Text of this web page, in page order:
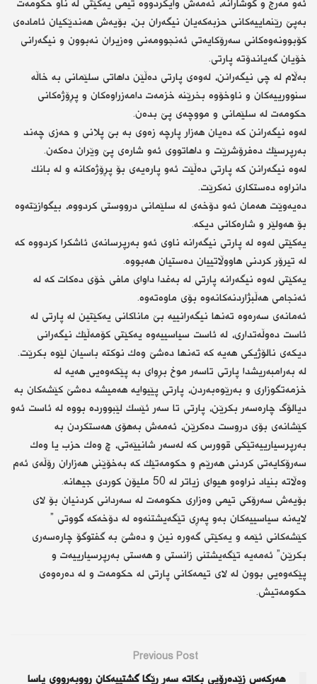
ئەو مەرج و گوشارانە، ئەمەش وایكردووە تیمی یەكێتی لە ناو حكومەت
بەپێ رێنماییەكانی حزبەكەیان نیگەران بن، بۆیەش هەندێكیان ئامادەی
كۆبوونەوەكانی سەرۆكایەتی ئەنجوومەنی وەزیران نەبوون و نیگەرانی
خۆیان گەیاندۆتە پارتی.
بەڵام لە چی نیگەرانن، لەوەی پارتی دەڵێن داهاتی سلێمانی بە خاڵە
سنوورییەكان و ناوخۆوە بخرێنە خزمەت دامەزراوەكان و پڕۆژەكانی
حكومەت لە سلێمانی و مووچەی پێ بدەن.
لەوە نیگەرانن كە دەیان هەزار پارچە زەوی بە بێ پلانی و حەزی چەند
بەرپرسێك دەفرۆشرێت و داهاتووی ئەو شارەی پێ وێران دەكەن.
لەوە نیگەرانن كە پارتی دەڵێت ئەو پارەیەی بۆ پڕۆژەكانە و لە بانك
دانراوە دەستكاری نەكرێت.
دەیەوێت هەمان ئەو دۆخەی لە سلێمانی درووستی كردووە، بیگوازێتەوە
بۆ هەولێر و شارەكانی دیكە.
یەكێتی لەوە لە پارتی نیگەرانە ناوی ئەو بەرپرسانەی ئاشكرا كردووە كە
لە تیرۆر كردنی هاووڵاتییان دەستیان هەبووە.
یەكێتی لەوە نیگەرانە پارتی لە بەغدا داوای مافی خۆی دەكات كە لە
ئەنجامی هەڵبژاردنەكانەوە بۆی ماوەتەوە.
ئەمانەی سەرەوە تەنها نیگەرانییە بێ ماناكانی یەكێتین لە پارتی لە
ئاست دەوڵەتداری، لە ئاست سیاسییەوە یەكێتی كۆمەڵێك نیگەرانی
دیكەی نالۆژیكی هەیە كە تەنها دەشێ وەك نوكتە باسیان لێوە بكرێت.
لە بەرامبەریشدا پارتی تاسەر موخ بڕوای بە پێكەوەیی هەیە لە
خزمەتگوزاری و بەرێوەبەردن، پارتی پێیوایە هەمیشە دەشێ كێشەكان بە
دیالۆگ چارەسەر بكرێن، پارتی تا سەر ئێسك لێبووردە بووە لە ئاست ئەو
كێشانەی بۆی دروست دەكرێن، ئەمەش بەهۆی هەستكردن بە
بەرپرسیارییەتێكی قوورس كە لەسەر شانیێەتی، چ وەك حزب یا وەك
سەرۆكایەتی كردنی هەرێم و حكومەتێك كە بەخۆێنی هەزاران رۆڵەی ئەم
وەڵاتە بنیاد نراوەو هیوای زیاتر لە 50 ملیۆن كوردی جیهانە.
بۆیەش سەرۆكی تیمی وەزاری حكومەت لە سەردانی كردنیان بۆ لای
لایەنە سیاسییەكان بەو پەڕی تێگەیشتنەوە لە دۆخەكە گووتی ”
كێشەكانی ئێمە و یەكێتی گەورە نین و دەشێ بە گفتوگۆ چارەسەری
بكرێن” ئەمەیە تێگەیشتنی زانستی و هەستی بەرپرسیارییەت و
پێكەوەیی بوون لە لای تیمەكانی پارتی لە حكومەت و لە دەرەوەی
حكومەتیش.
Previous Post
هەرکەس زێدەڕۆیی بکاتە سەر ڕێگا گشتییەکان ڕووبەڕووی یاسا